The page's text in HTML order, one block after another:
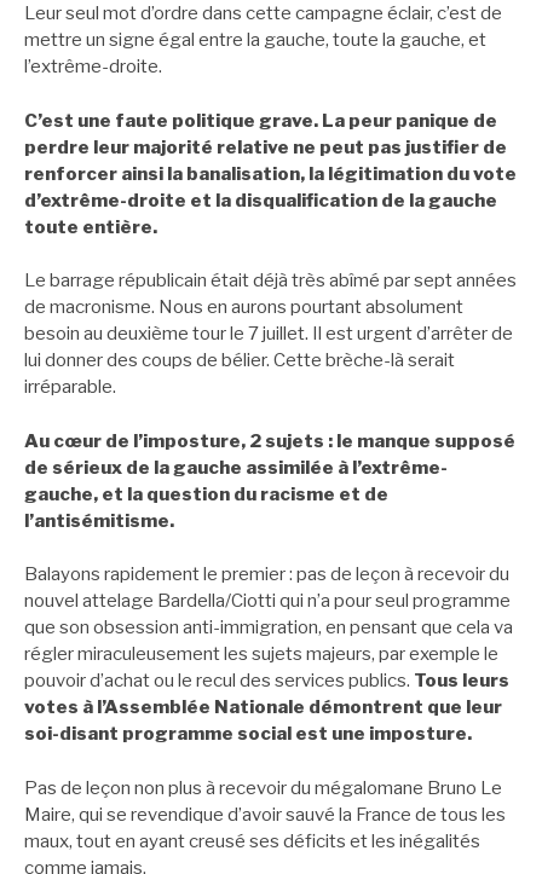
Leur seul mot d’ordre dans cette campagne éclair, c’est de
mettre un signe égal entre la gauche, toute la gauche, et
l’extrême-droite.
C’est une faute politique grave. La peur panique de
perdre leur majorité relative ne peut pas justifier de
renforcer ainsi la banalisation, la légitimation du vote
d’extrême-droite et la disqualification de la gauche
toute entière.
Le barrage républicain était déjà très abîmé par sept années
de macronisme. Nous en aurons pourtant absolument
besoin au deuxième tour le 7 juillet. Il est urgent d’arrêter de
lui donner des coups de bélier. Cette brèche-là serait
irréparable.
Au cœur de l’imposture, 2 sujets : le manque supposé
de sérieux de la gauche assimilée à l’extrême-
gauche, et la question du racisme et de
l’antisémitisme.
Balayons rapidement le premier : pas de leçon à recevoir du
nouvel attelage Bardella/Ciotti qui n’a pour seul programme
que son obsession anti-immigration, en pensant que cela va
régler miraculeusement les sujets majeurs, par exemple le
pouvoir d’achat ou le recul des services publics. Tous leurs
votes à l’Assemblée Nationale démontrent que leur
soi-disant programme social est une imposture.
Pas de leçon non plus à recevoir du mégalomane Bruno Le
Maire, qui se revendique d’avoir sauvé la France de tous les
maux, tout en ayant creusé ses déficits et les inégalités
comme jamais.